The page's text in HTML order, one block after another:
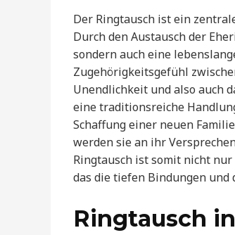
Der Ringtausch ist ein
Durch den Austausch der
sondern auch eine
Zugehörigkeitsgefühl
Unendlichkeit und also auch
eine traditionsreiche
Schaffung einer neuen
werden sie an ihr
Ringtausch ist somit nicht
das die tiefen Bindungen
Ringtausch